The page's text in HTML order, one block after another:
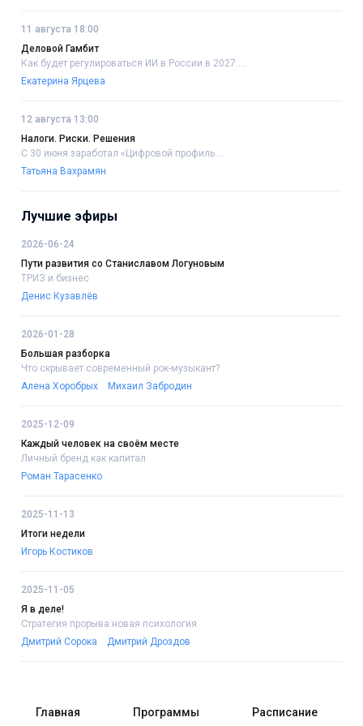
11 августа 18:00
Деловой Гамбит
Как будет регулироваться ИИ в России в 2027....
Екатерина Ярцева
12 августа 13:00
Налоги. Риски. Решения
С 30 июня заработал «Цифровой профиль....
Татьяна Вахрамян
Лучшие эфиры
2026-06-24
Пути развития со Станиславом Логуновым
ТРИЗ и бизнес
Денис Кузавлёв
2026-01-28
Большая разборка
Что скрывает современный рок-музыкант?
Алена Хоробрых
Михаил Забродин
2025-12-09
Каждый человек на своём месте
Личный бренд как капитал
Роман Тарасенко
2025-11-13
Итоги недели
Игорь Костиков
2025-11-05
Я в деле!
Стратегия прорыва:новая психология
Дмитрий Сорока
Дмитрий Дроздов
Главная Программы Расписание